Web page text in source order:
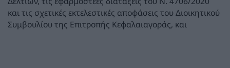
και τις σχετικές εκτελεστικές αποφάσεις του Διοικητικού
Συμβουλίου της Επιτροπής Κεφαλαιαγοράς, και